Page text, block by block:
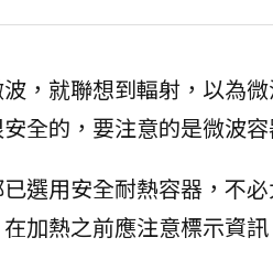
，就聯想到輻射，以為
全的，要注意的是微波容
選用安全耐熱容器，不
加熱之前應注意標示資訊